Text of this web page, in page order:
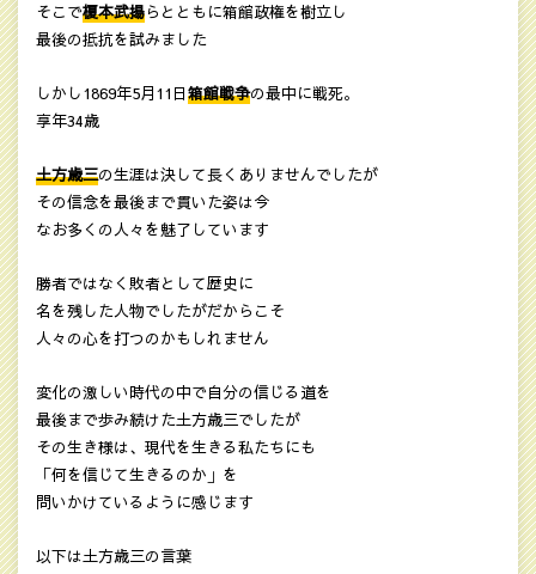
そこで榎本武揚らとともに箱館政権を樹立し
最後の抵抗を試みました
しかし1869年5月11日箱館戦争の最中に戦死。
享年34歳
土方歳三の生涯は決して長くありませんでしたが
その信念を最後まで貫いた姿は今
なお多くの人々を魅了しています
勝者ではなく敗者として歴史に
名を残した人物でしたがだからこそ
人々の心を打つのかもしれません
変化の激しい時代の中で自分の信じる道を
最後まで歩み続けた土方歳三でしたが
その生き様は、現代を生きる私たちにも
「何を信じて生きるのか」を
問いかけているように感じます
以下は土方歳三の言葉